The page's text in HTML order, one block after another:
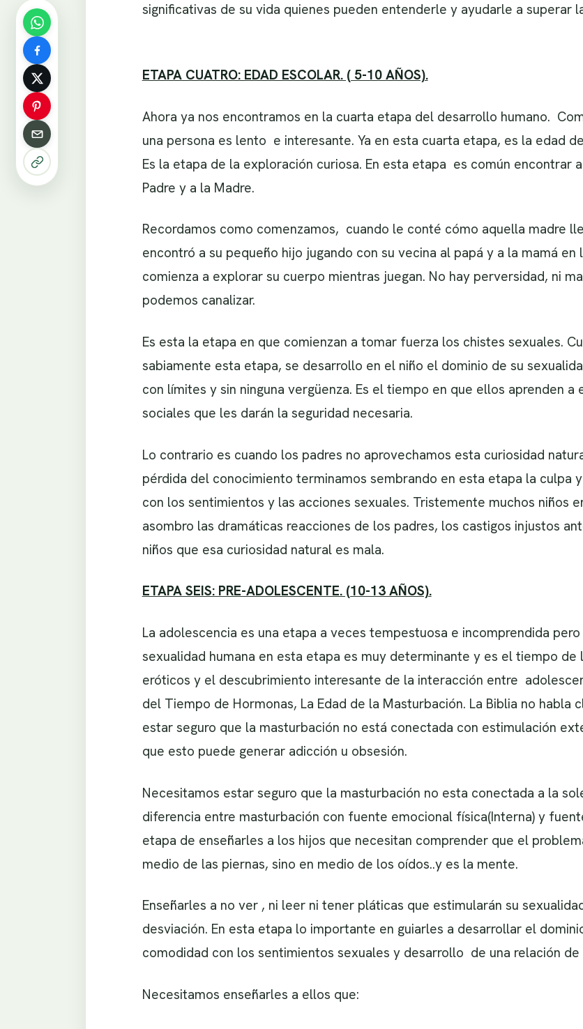
significativas de su vida quienes pueden entenderle y ayudarle a superar
ETAPA CUATRO: EDAD ESCOLAR. ( 5-10 AÑOS).
Ahora ya nos encontramos en la cuarta etapa del desarrollo humano.
una persona es lento e interesante. Ya en esta cuarta etapa, es la edad
Es la etapa de la exploración curiosa. En esta etapa es común encontrar
Padre y a la Madre.
Recordamos como comenzamos, cuando le conté cómo aquella madre
encontró a su pequeño hijo jugando con su vecina al papá y a la mamá en
comienza a explorar su cuerpo mientras juegan. No hay perversidad, ni
podemos canalizar.
Es esta la etapa en que comienzan a tomar fuerza los chistes sexuales.
sabiamente esta etapa, se desarrollo en el niño el dominio de su
con límites y sin ninguna vergüenza. Es el tiempo en que ellos aprenden
sociales que les darán la seguridad necesaria.
Lo contrario es cuando los padres no aprovechamos esta curiosidad
pérdida del conocimiento terminamos sembrando en esta etapa la culpa
con los sentimientos y las acciones sexuales. Tristemente muchos niños
asombro las dramáticas reacciones de los padres, los castigos injustos
niños que esa curiosidad natural es mala.
ETAPA SEIS: PRE-ADOLESCENTE. (10-13 AÑOS).
La adolescencia es una etapa a veces tempestuosa e incomprendida
sexualidad humana en esta etapa es muy determinante y es el tiempo
eróticos y el descubrimiento interesante de la interacción entre
del Tiempo de Hormonas, La Edad de la Masturbación. La Biblia no habla
estar seguro que la masturbación no está conectada con estimulación
que esto puede generar adicción u obsesión.
Necesitamos estar seguro que la masturbación no esta conectada a la
diferencia entre masturbación con fuente emocional física(Interna) y
etapa de enseñarles a los hijos que necesitan comprender que el
medio de las piernas, sino en medio de los oídos..y es la mente.
Enseñarles a no ver , ni leer ni tener pláticas que estimularán su
desviación. En esta etapa lo importante en guiarles a desarrollar el
comodidad con los sentimientos sexuales y desarrollo de una relación
Necesitamos enseñarles a ellos que: